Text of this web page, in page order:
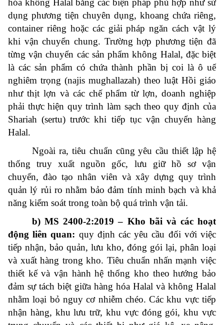
hóa không Halal bằng các biện pháp phù hợp như sử
dụng phương tiện chuyên dụng, khoang chứa riêng,
container riêng hoặc các giải pháp ngăn cách vật lý
khi vận chuyển chung. Trường hợp phương tiện đã
từng vận chuyển các sản phẩm không Halal, đặc biệt
là các sản phẩm có chứa thành phần bị coi là ô uế
nghiêm trọng (najis mughallazah) theo luật Hồi giáo
như thịt lợn và các chế phẩm từ lợn, doanh nghiệp
phải thực hiện quy trình làm sạch theo quy định của
Shariah (sertu) trước khi tiếp tục vận chuyển hàng
Halal.
Ngoài ra, tiêu chuẩn cũng yêu cầu thiết lập hệ
thống truy xuất nguồn gốc, lưu giữ hồ sơ vận
chuyển, đào tạo nhân viên và xây dựng quy trình
quản lý rủi ro nhằm bảo đảm tính minh bạch và khả
năng kiểm soát trong toàn bộ quá trình vận tải.
b) MS 2400-2:2019 – Kho bãi và các hoạt
động liên quan: quy định các yêu cầu đối với việc
tiếp nhận, bảo quản, lưu kho, đóng gói lại, phân loại
và xuất hàng trong kho. Tiêu chuẩn nhấn mạnh việc
thiết kế và vận hành hệ thống kho theo hướng bảo
đảm sự tách biệt giữa hàng hóa Halal và không Halal
nhằm loại bỏ nguy cơ nhiễm chéo. Các khu vực tiếp
nhận hàng, khu lưu trữ, khu vực đóng gói, khu vực